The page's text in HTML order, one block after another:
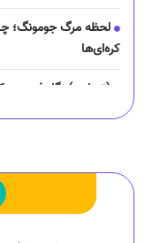
لحظه مرگ جومونگ؛ چند
کره‌ای‌ها
(تصاویر) نگار فرهمند